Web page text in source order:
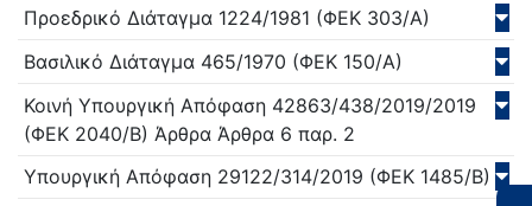
Προεδρικό Διάταγμα 1224/1981 (ΦΕΚ 303/Α)
Βασιλικό Διάταγμα 465/1970 (ΦΕΚ 150/Α)
Κοινή Υπουργική Απόφαση 42863/438/2019/2019
(ΦΕΚ 2040/Β) Άρθρα Άρθρα 6 παρ. 2
Υπουργική Απόφαση 29122/314/2019 (ΦΕΚ 1485/Β)